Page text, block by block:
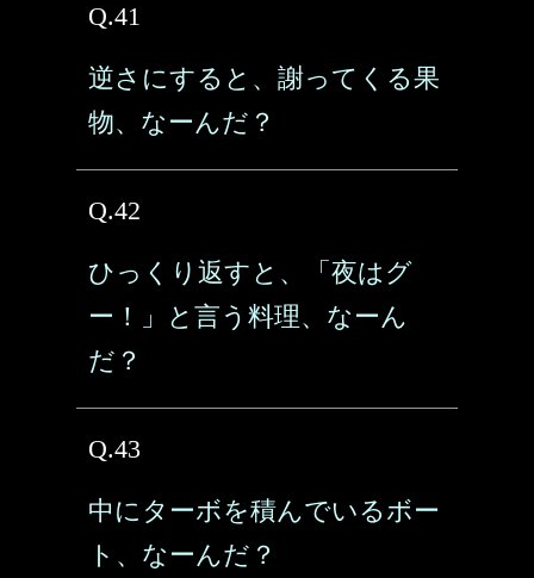
Q.41
逆さにすると、謝ってくる果
物、なーんだ？
Q.42
ひっくり返すと、「夜はグ
ー！」と言う料理、なーん
だ？
Q.43
中にターボを積んでいるボー
ト、なーんだ？